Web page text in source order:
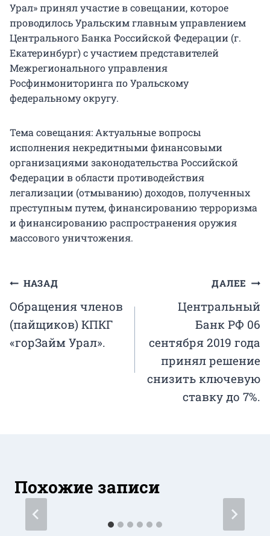
Урал» принял участие в совещании, которое
проводилось Уральским главным управлением
Центрального Банка Российской Федерации (г.
Екатеринбург) с участием представителей
Межрегионального управления
Росфинмониторинга по Уральскому
федеральному округу.
Тема совещания: Актуальные вопросы
исполнения некредитными финансовыми
организациями законодательства Российской
Федерации в области противодействия
легализации (отмыванию) доходов, полученных
преступным путем, финансированию терроризма
и финансированию распространения оружия
массового уничтожения.
Навигация
по
записям
НАЗАД
Обращения членов
(пайщиков) КПКГ
«горЗайм Урал».
ДАЛЕЕ
Центральный
Банк РФ 06
сентября 2019 года
принял решение
снизить ключевую
ставку до 7%.
Похожие записи